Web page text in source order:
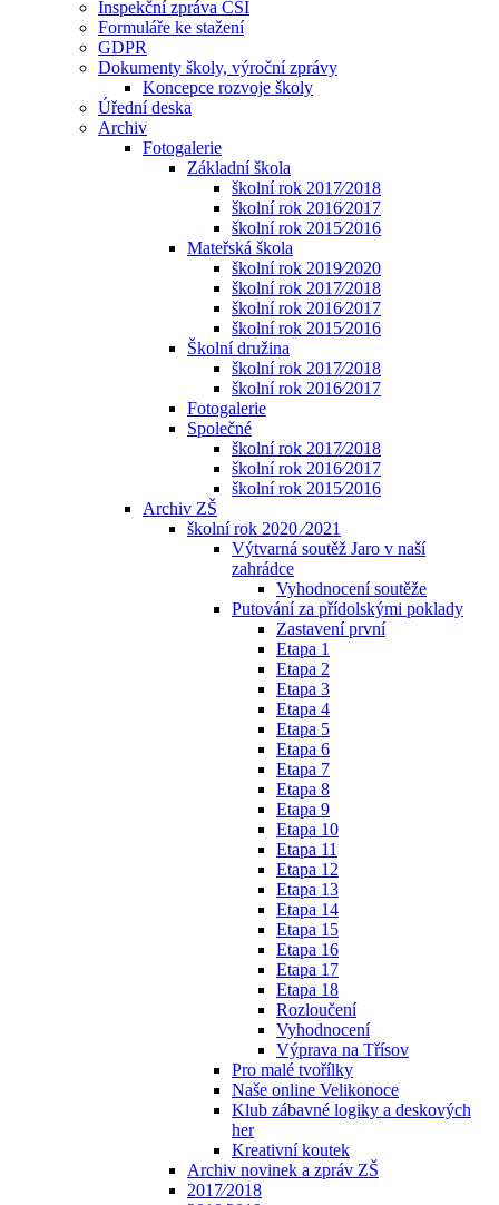
Inspekční zpráva ČŠI
Formuláře ke stažení
GDPR
Dokumenty školy, výroční zprávy
Koncepce rozvoje školy
Úřední deska
Archiv
Fotogalerie
Základní škola
školní rok 2017⁄2018
školní rok 2016⁄2017
školní rok 2015⁄2016
Mateřská škola
školní rok 2019⁄2020
školní rok 2017⁄2018
školní rok 2016⁄2017
školní rok 2015⁄2016
Školní družina
školní rok 2017⁄2018
školní rok 2016⁄2017
Fotogalerie
Společné
školní rok 2017⁄2018
školní rok 2016⁄2017
školní rok 2015⁄2016
Archiv ZŠ
školní rok 2020 ⁄2021
Výtvarná soutěž Jaro v naší
zahrádce
Vyhodnocení soutěže
Putování za přídolskými poklady
Zastavení první
Etapa 1
Etapa 2
Etapa 3
Etapa 4
Etapa 5
Etapa 6
Etapa 7
Etapa 8
Etapa 9
Etapa 10
Etapa 11
Etapa 12
Etapa 13
Etapa 14
Etapa 15
Etapa 16
Etapa 17
Etapa 18
Rozloučení
Vyhodnocení
Výprava na Třísov
Pro malé tvořílky
Naše online Velikonoce
Klub zábavné logiky a deskových
her
Kreativní koutek
Archiv novinek a zpráv ZŠ
2017⁄2018